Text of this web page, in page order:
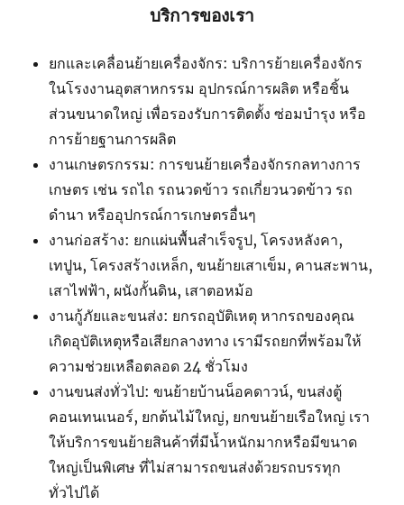
บริการของเรา
ยกและเคลื่อนย้ายเครื่องจักร: บริการย้ายเครื่องจักร
ในโรงงานอุตสาหกรรม อุปกรณ์การผลิต หรือชิ้น
ส่วนขนาดใหญ่ เพื่อรองรับการติดตั้ง ซ่อมบำรุง หรือ
การย้ายฐานการผลิต
งานเกษตรกรรม: การขนย้ายเครื่องจักรกลทางการ
เกษตร เช่น รถไถ รถนวดข้าว รถเกี่ยวนวดข้าว รถ
ดำนา หรืออุปกรณ์การเกษตรอื่นๆ
งานก่อสร้าง: ยกแผ่นพื้นสำเร็จรูป, โครงหลังคา,
เทปูน, โครงสร้างเหล็ก, ขนย้ายเสาเข็ม, คานสะพาน,
เสาไฟฟ้า, ผนังกั้นดิน, เสาตอหม้อ
งานกู้ภัยและขนส่ง: ยกรถอุบัติเหตุ หากรถของคุณ
เกิดอุบัติเหตุหรือเสียกลางทาง เรามีรถยกที่พร้อมให้
ความช่วยเหลือตลอด 24 ชั่วโมง
งานขนส่งทั่วไป: ขนย้ายบ้านน็อคดาวน์, ขนส่งตู้
คอนเทนเนอร์, ยกต้นไม้ใหญ่, ยกขนย้ายเรือใหญ่ เรา
ให้บริการขนย้ายสินค้าที่มีน้ำหนักมากหรือมีขนาด
ใหญ่เป็นพิเศษ ที่ไม่สามารถขนส่งด้วยรถบรรทุก
ทั่วไปได้